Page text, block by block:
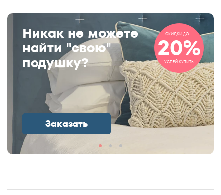
Никак не можете
найти "свою"
подушку?
Заказать
СКИДКИ ДО
20%
УСПЕЙ КУПИТЬ